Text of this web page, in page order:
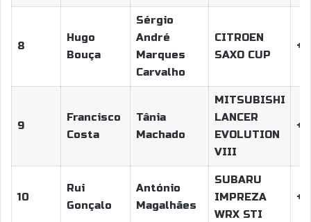
8
Hugo
Bouça
Sérgio
André
Marques
Carvalho
CITROEN
SAXO CUP
9
Francisco
Costa
Tânia
Machado
MITSUBISHI
LANCER
EVOLUTION
VIII
10
Rui
Gonçalo
António
Magalhães
SUBARU
IMPREZA
WRX STI